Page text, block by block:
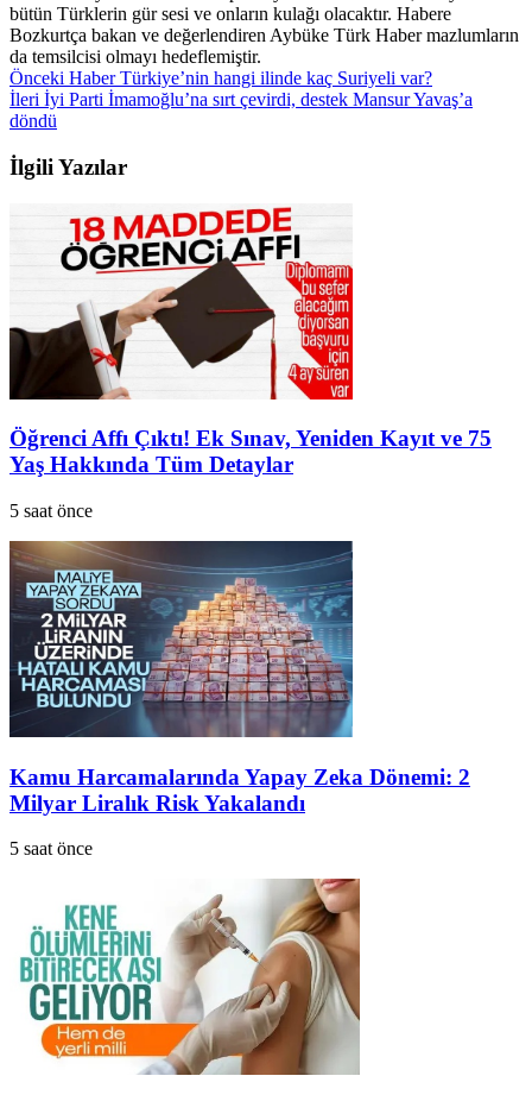
bütün Türklerin gür sesi ve onların kulağı olacaktır. Habere
Bozkurtça bakan ve değerlendiren Aybüke Türk Haber mazlumların
da temsilcisi olmayı hedeflemiştir.
Önceki HaberTürkiye’nin hangi ilinde kaç Suriyeli var?
İleri İyi Parti İmamoğlu’na sırt çevirdi, destek Mansur Yavaş’a
döndü
İlgili Yazılar
Öğrenci Affı Çıktı! Ek Sınav, Yeniden Kayıt ve 75
Yaş Hakkında Tüm Detaylar
5 saat önce
Kamu Harcamalarında Yapay Zeka Dönemi: 2
Milyar Liralık Risk Yakalandı
5 saat önce